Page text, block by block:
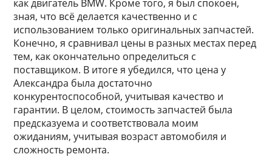
как двигатель BMW. Кроме того, я был спокоен,
зная, что всё делается качественно и с
использованием только оригинальных запчастей.
Конечно, я сравнивал цены в разных местах перед
тем, как окончательно определиться с
поставщиком. В итоге я убедился, что цена у
Александра была достаточно
конкурентоспособной, учитывая качество и
гарантии. В целом, стоимость запчастей была
предсказуема и соответствовала моим
ожиданиям, учитывая возраст автомобиля и
сложность ремонта.